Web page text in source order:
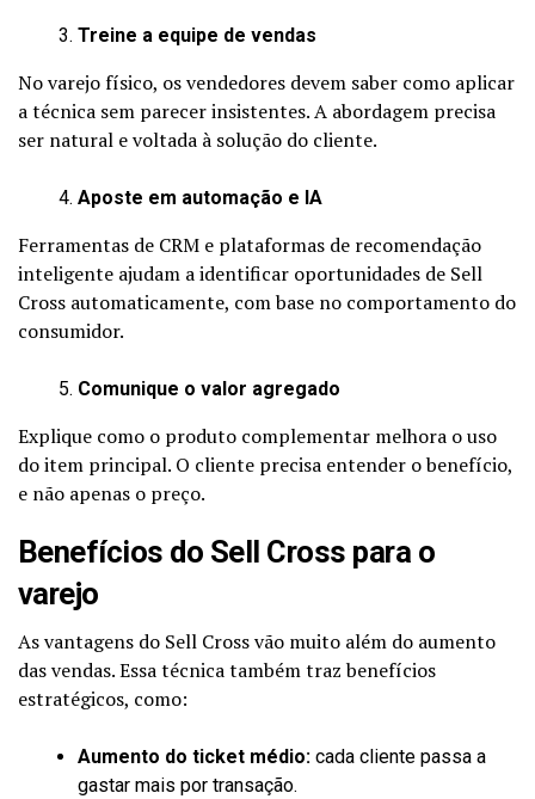
Treine a equipe de vendas
No varejo físico, os vendedores devem saber como aplicar
a técnica sem parecer insistentes. A abordagem precisa
ser natural e voltada à solução do cliente.
Aposte em automação e IA
Ferramentas de CRM e plataformas de recomendação
inteligente ajudam a identificar oportunidades de Sell
Cross automaticamente, com base no comportamento do
consumidor.
Comunique o valor agregado
Explique como o produto complementar melhora o uso
do item principal. O cliente precisa entender o benefício,
e não apenas o preço.
Benefícios do Sell Cross para o
varejo
As vantagens do Sell Cross vão muito além do aumento
das vendas. Essa técnica também traz benefícios
estratégicos, como:
Aumento do ticket médio: cada cliente passa a
gastar mais por transação.